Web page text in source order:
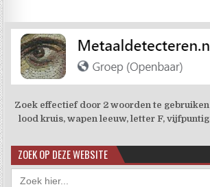
Zoek effectief door 2 woorden te
lood kruis, wapen leeuw, letter F,
ZOEK OP DEZE WEBSITE
Zoek
naar: